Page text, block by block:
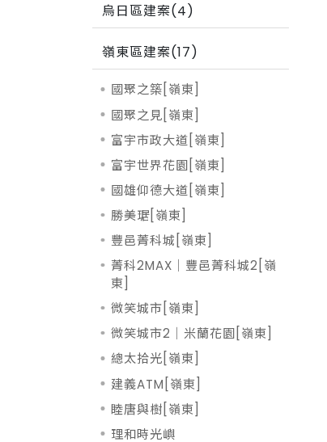
烏日區建案(4)
嶺東區建案(17)
國聚之築[嶺東]
國聚之見[嶺東]
富宇市政大道[嶺東]
富宇世界花園[嶺東]
國雄仰德大道[嶺東]
勝美琚[嶺東]
豐邑菁科城[嶺東]
菁科2MAX｜豐邑菁科城2[嶺
東]
微笑城市[嶺東]
微笑城市2｜米蘭花園[嶺東]
總太拾光[嶺東]
建義ATM[嶺東]
睦唐與樹[嶺東]
理和時光嶼